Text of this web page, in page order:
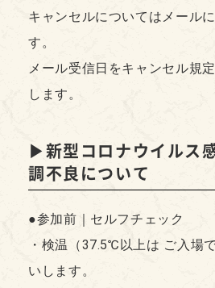
キャンセルについてはメール
す。
メール受信日をキャンセル規
します。
▶︎新型コロナウイルス
調不良について
●参加前｜セルフチェック
・検温（37.5℃以上は ご入場
いします。